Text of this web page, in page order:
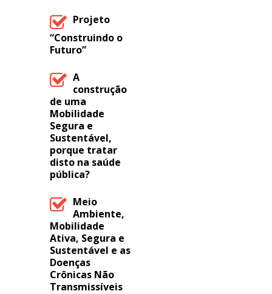
Projeto
“Construindo o
Futuro”
A
construção
de uma
Mobilidade
Segura e
Sustentável,
porque tratar
disto na saúde
pública?
Meio
Ambiente,
Mobilidade
Ativa, Segura e
Sustentável e as
Doenças
Crônicas Não
Transmissíveis